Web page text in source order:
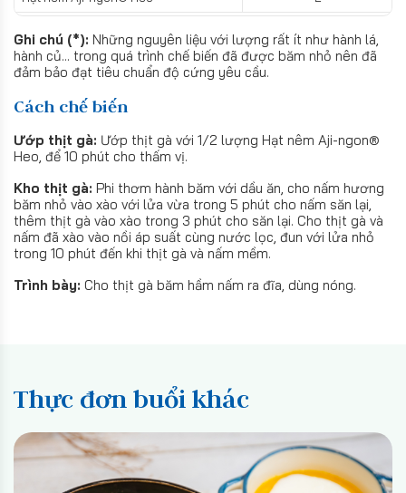
Ghi chú (*): Những nguyên liệu với lượng rất ít như hành lá,
hành củ... trong quá trình chế biến đã được băm nhỏ nên đã
đảm bảo đạt tiêu chuẩn độ cứng yêu cầu.
Cách chế biến
Ướp thịt gà: Ướp thịt gà với 1/2 lượng Hạt nêm Aji-ngon®
Heo, để 10 phút cho thấm vị.
Kho thịt gà: Phi thơm hành băm với dầu ăn, cho nấm hương
băm nhỏ vào xào với lửa vừa trong 5 phút cho nấm săn lại,
thêm thịt gà vào xào trong 3 phút cho săn lại. Cho thịt gà và
nấm đã xào vào nồi áp suất cùng nước lọc, đun với lửa nhỏ
trong 10 phút đến khi thịt gà và nấm mềm.
Trình bày: Cho thịt gà băm hầm nấm ra đĩa, dùng nóng.
Thực đơn buổi khác